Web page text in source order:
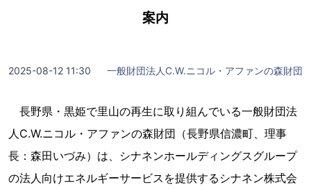
案内
2025-08-12 11:30 一般財団法人C.W.ニコル・アファンの森財団
長野県・黒姫で里山の再生に取り組んでいる一般財団法
人C.W.ニコル・アファンの森財団（長野県信濃町、理事
長：森田いづみ）は、シナネンホールディングスグループ
の法人向けエネルギーサービスを提供するシナネン株式会